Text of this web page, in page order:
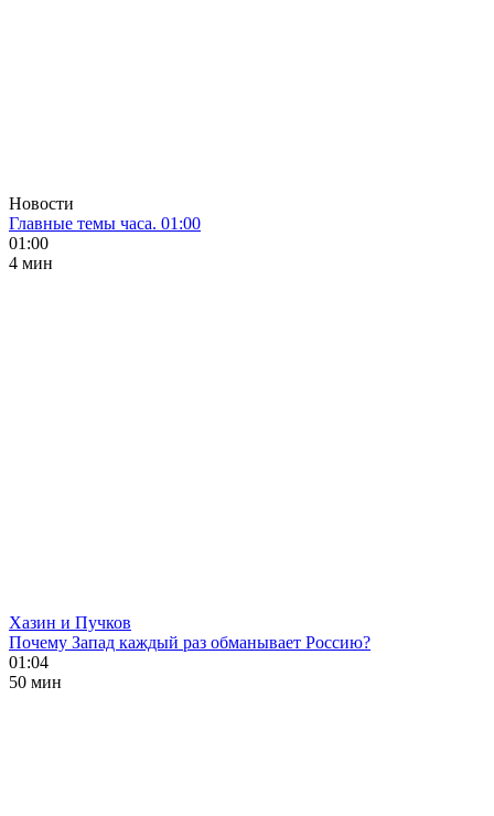
Новости
Главные темы часа. 01:00
01:00
4 мин
Хазин и Пучков
Почему Запад каждый раз обманывает Россию?
01:04
50 мин